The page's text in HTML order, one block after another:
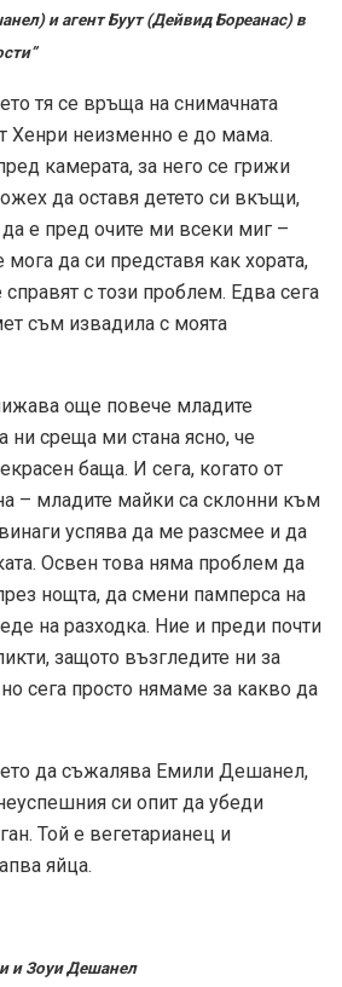
и агент Буут (Дейвид Бореанас) в
тя се връща на снимачната
Хенри неизменно е до мама.
камерата, за него се грижи
да оставя детето си вкъщи,
е пред очите ми всеки миг –
да си представя как хората,
с този проблем. Едва сега
съм извадила с моята
още повече младите
ни среща ми стана ясно, че
баща. И сега, когато от
– младите майки са склонни към
успява да ме разсмее и да
Освен това няма проблем да
нощта, да смени памперса на
на разходка. Ние и преди почти
защото възгледите ни за
сега просто нямаме за какво да
да съжалява Емили Дешанел,
си опит да убеди
Той е вегетарианец и
яйца.
и Зоуи Дешанел